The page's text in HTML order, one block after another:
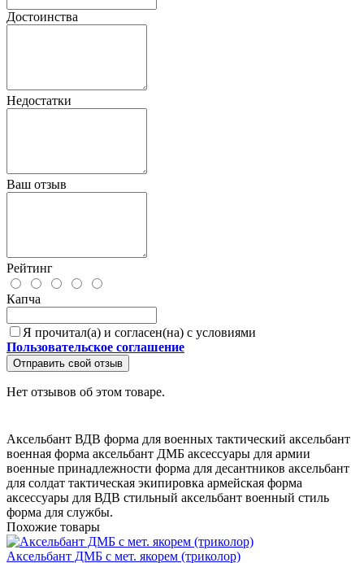
Достоинства
Недостатки
Ваш отзыв
Рейтинг
Капча
Я прочитал(а) и согласен(на) с условиями
Пользовательское соглашение
Отправить свой отзыв
Нет отзывов об этом товаре.
Аксельбант ВДВ форма для военных тактический аксельбант
военная форма аксельбант ДМБ аксессуары для армии
военные принадлежности форма для десантников аксельбант
для солдат тактическая экипировка армейская форма
аксессуары для ВДВ стильный аксельбант военный стиль
форма для службы.
Похожие товары
Аксельбант ДМБ с мет. якорем (триколор)